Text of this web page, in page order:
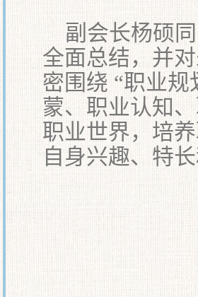
副会长杨硕
全面总结，并
密围绕 “职业
蒙、职业认知
职业世界，培
自身兴趣、特